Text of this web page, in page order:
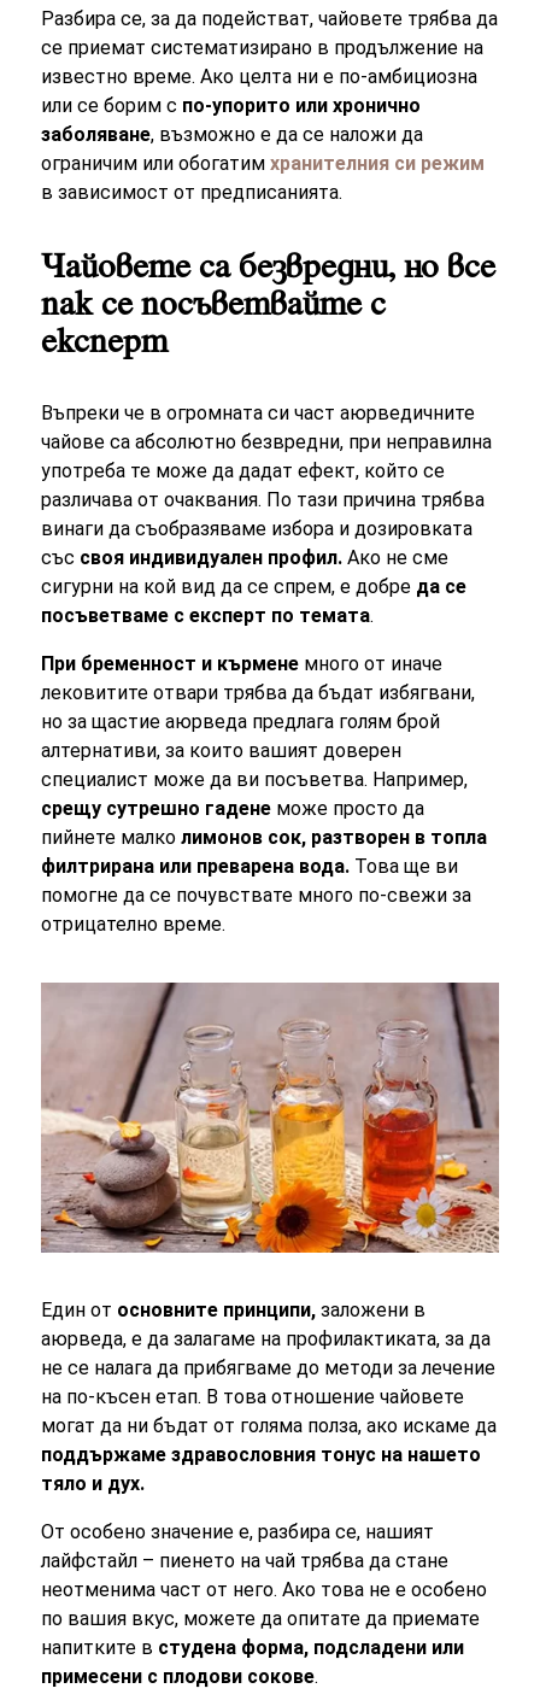
Разбира се, за да подействат, чайовете трябва да
се приемат систематизирано в продължение на
известно време. Ако целта ни е по-амбициозна
или се борим с по-упорито или хронично
заболяване, възможно е да се наложи да
ограничим или обогатимхранителния си режим
в зависимост от предписанията.
Чайовете са безвредни, но все
пак се посъветвайте с
експерт
Въпреки че в огромната си част аюрведичните
чайове са абсолютно безвредни, при неправилна
употреба те може да дадат ефект, който се
различава от очаквания. По тази причина трябва
винаги да съобразяваме избора и дозировката
със своя индивидуален профил. Ако не сме
сигурни на кой вид да се спрем, е добре да се
посъветваме с експерт по темата.
При бременност и кърмене много от иначе
лековитите отвари трябва да бъдат избягвани,
но за щастие аюрведа предлага голям брой
алтернативи, за които вашият доверен
специалист може да ви посъветва. Например,
срещу сутрешно гадене може просто да
пийнете малколимонов сок, разтворен в топла
филтрирана или преварена вода. Това ще ви
помогне да се почувствате много по-свежи за
отрицателно време.
Един от основните принципи, заложени в
аюрведа, е да залагаме на профилактиката, за да
не се налага да прибягваме до методи за лечение
на по-късен етап. В това отношение чайовете
могат да ни бъдат от голяма полза, ако искаме да
поддържаме здравословния тонус на нашето
тяло и дух.
От особено значение е, разбира се, нашият
лайфстайл – пиенето на чай трябва да стане
неотменима част от него. Ако това не е особено
по вашия вкус, можете да опитате да приемате
напитките в студена форма, подсладени или
примесени с плодови сокове.